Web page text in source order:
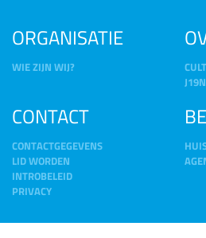
ORGANISATIE
WIE ZIJN WIJ?
CONTACT
CONTACTGEGEVENS
LID WORDEN
INTROBELEID
PRIVACY